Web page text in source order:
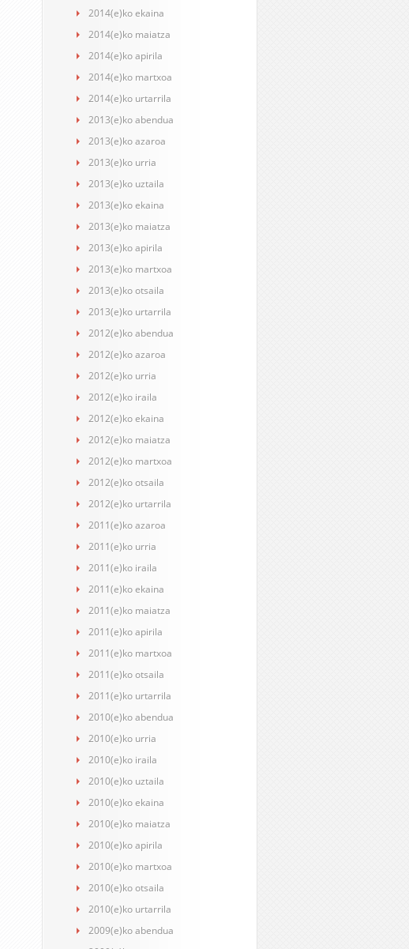
2014(e)ko ekaina
2014(e)ko maiatza
2014(e)ko apirila
2014(e)ko martxoa
2014(e)ko urtarrila
2013(e)ko abendua
2013(e)ko azaroa
2013(e)ko urria
2013(e)ko uztaila
2013(e)ko ekaina
2013(e)ko maiatza
2013(e)ko apirila
2013(e)ko martxoa
2013(e)ko otsaila
2013(e)ko urtarrila
2012(e)ko abendua
2012(e)ko azaroa
2012(e)ko urria
2012(e)ko iraila
2012(e)ko ekaina
2012(e)ko maiatza
2012(e)ko martxoa
2012(e)ko otsaila
2012(e)ko urtarrila
2011(e)ko azaroa
2011(e)ko urria
2011(e)ko iraila
2011(e)ko ekaina
2011(e)ko maiatza
2011(e)ko apirila
2011(e)ko martxoa
2011(e)ko otsaila
2011(e)ko urtarrila
2010(e)ko abendua
2010(e)ko urria
2010(e)ko iraila
2010(e)ko uztaila
2010(e)ko ekaina
2010(e)ko maiatza
2010(e)ko apirila
2010(e)ko martxoa
2010(e)ko otsaila
2010(e)ko urtarrila
2009(e)ko abendua